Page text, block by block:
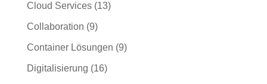
Cloud Services(13)
Collaboration (9)
Container Lösungen (9)
Digitalisierung (16)